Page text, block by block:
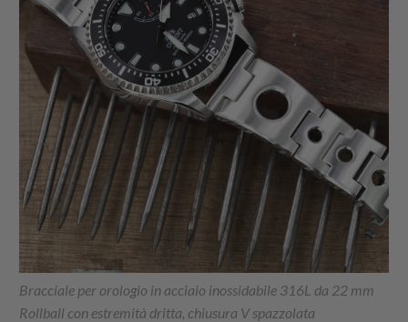
Bracciale per orologio in acciaio inossidabile 316L da 22 mm
Rollball con estremità dritta, chiusura V spazzolata